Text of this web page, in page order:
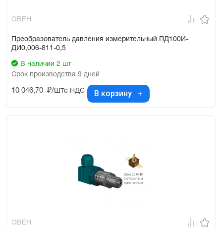
ОВЕН
Преобразователь давления измерительный ПД100И-
ДИ0,006-811-0,5
В наличии 2 шт
Срок производства 9 дней
10 046,70 ₽/штс НДС В корзину
ОВЕН